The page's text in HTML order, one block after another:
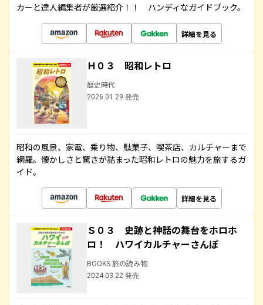
カーと達人編集者が厳選紹介！！ ハンディなガイドブック。
詳細を見る
Ｈ０３ 昭和レトロ
歴史時代
2026.01.29 発売
昭和の風景、家電、乗り物、駄菓子、喫茶店、カルチャーまで
網羅。懐かしさと驚きが詰まった昭和レトロの魅力を旅するガ
イド。
詳細を見る
Ｓ０３ 史跡と神話の舞台をホロホ
ロ！ ハワイカルチャーさんぽ
BOOKS 旅の読み物
2024.03.22 発売